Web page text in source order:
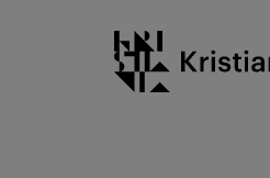
Kristiania logo